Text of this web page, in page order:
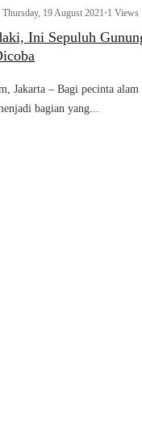
Thursday, 19 August 2021•1 Views
Ini Sepuluh
Jakarta – Bagi pecinta
bagian yang...